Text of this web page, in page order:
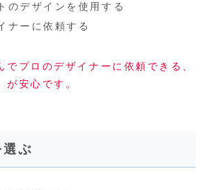
のデザインを使用する
ナーに依頼する
でプロのデザイナーに依頼できる、
が安心です。
ぶ